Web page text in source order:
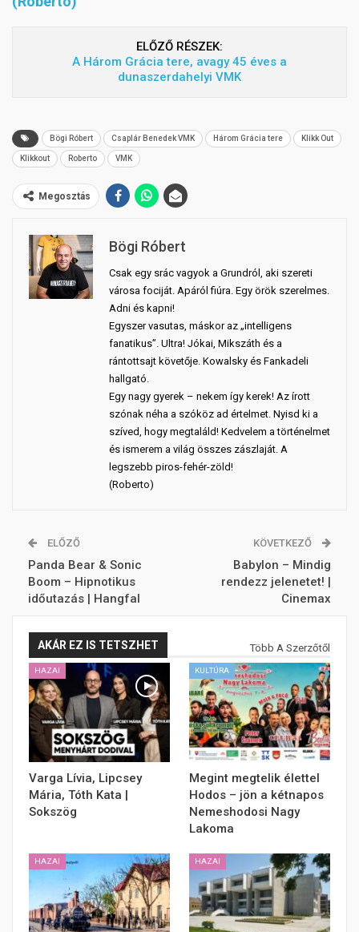
ELŐZŐ RÉSZEK:
A Három Grácia tere, avagy 45 éves a
dunaszerdahelyi VMK
Bögi Róbert Csaplár Benedek VMK Három Grácia tere Klikk Out
Klikkout Roberto VMK
Megosztás
Bögi Róbert
Csak egy srác vagyok a Grundról, aki szereti
városa fociját. Apáról fiúra. Egy örök szerelmes.
Adni és kapni!
Egyszer vasutas, máskor az „intelligens
fanatikus”. Ultra! Jókai, Mikszáth és a
rántottsajt követője. Kowalsky és Fankadeli
hallgató.
Egy nagy gyerek – nekem így kerek! Az írott
szónak néha a szóköz ad értelmet. Nyisd ki a
szíved, hogy megtaláld! Kedvelem a történelmet
és ismerem a világ összes zászlaját. A
legszebb piros-fehér-zöld!
(Roberto)
ELŐZŐ
Panda Bear & Sonic
Boom – Hipnotikus
időutazás | Hangfal
KÖVETKEZŐ
Babylon – Mindig
rendezz jelenetet! |
Cinemax
AKÁR EZ IS TETSZHET Több A Szerzőtől
HAZAI
Varga Lívia, Lipcsey
Mária, Tóth Kata |
Sokszög
KULTÚRA
Megint megtelik élettel
Hodos – jön a kétnapos
Nemeshodosi Nagy
Lakoma
HAZAI HAZAI